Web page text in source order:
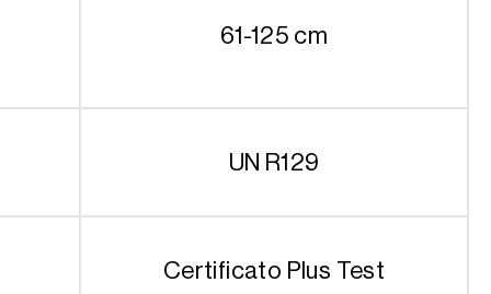
61-125 cm
UN R129
Certificato Plus Test